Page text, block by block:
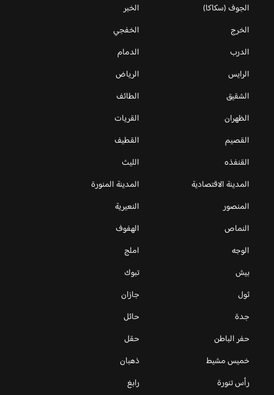
الجوف (سكاكا)
الخبر
الخرج
الخفجي
الدرب
الدمام
الرايس
الرياض
الشقيق
الطائف
الظهران
القريات
القصيم
القطيف
القنفذه
الليث
المدينة الاقتصادية
المدينة المنورة
المنصور
النعيرية
النماص
الهفوف
الوجه
املج
بيش
تبوك
ثول
جازان
جدة
حائل
حفر الباطن
حقل
خميس مشيط
ذهبان
رأس تنورة
رابغ